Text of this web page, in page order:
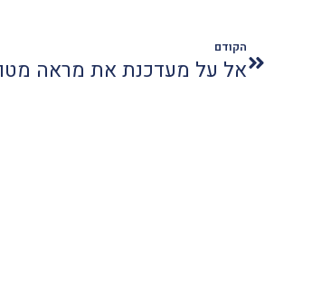
הקודם
אל על מעדכנת את מראה